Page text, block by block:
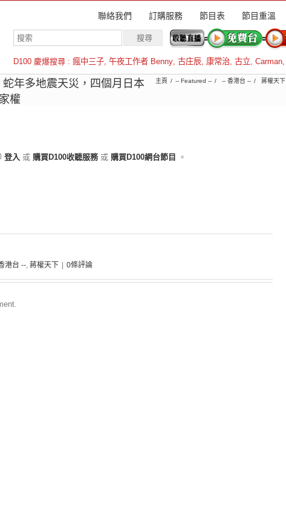
聯絡我們 訂購服務 節目表 節目重溫
D100 慶爆搜尋 : 瘋中三子, 午夜工作者 Benny, 古庄辰, 康常治, 古立, Carman,
羅倫斯
蛇年多地震天災，四個月日本
權
主頁 -- Featured -- -- 香港台 -- 蔣權天下
登入 或 購買D100收聽服務 或 購買D100網台節目 。
港台 --, 蔣權天下 0條評論